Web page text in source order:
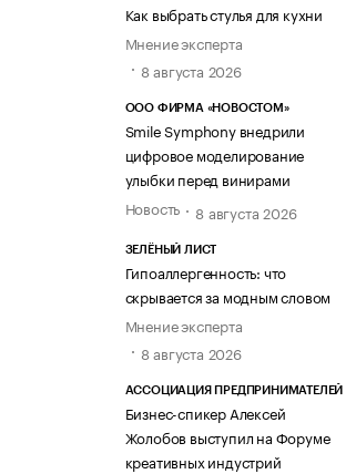
Как выбрать стулья для кухни
Мнение эксперта
8 августа 2026
ООО ФИРМА «НОВОСТОМ»
Smile Symphony внедрили
цифровое моделирование
улыбки перед винирами
Новость
8 августа 2026
ЗЕЛЁНЫЙ ЛИСТ
Гипоаллергенность: что
скрывается за модным словом
Мнение эксперта
8 августа 2026
АССОЦИАЦИЯ ПРЕДПРИНИМАТЕЛЕЙ
Бизнес-спикер Алексей
Жолобов выступил на Форуме
креативных индустрий